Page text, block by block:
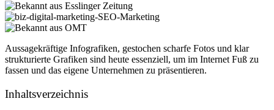
Aussagekräftige Infografiken, gestochen scharfe Fotos und klar
strukturierte Grafiken sind heute essenziell, um im Internet Fuß zu
fassen und das eigene Unternehmen zu präsentieren.
Inhaltsverzeichnis